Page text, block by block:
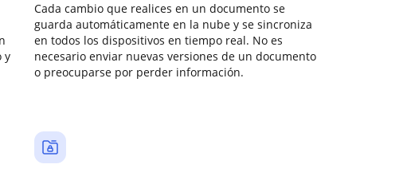
y
Cada cambio que realices en un documento se
guarda automáticamente en la nube y se sincroniza
en todos los dispositivos en tiempo real. No es
necesario enviar nuevas versiones de un documento
o preocuparse por perder información.